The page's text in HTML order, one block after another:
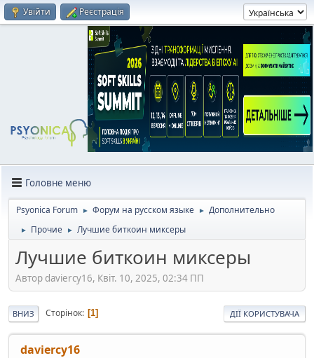
Увійти Реєстрація
Головне меню
Psyonica Forum ► Форум на русском языке ► Дополнительно
► Прочие ► Лучшие биткоин миксеры
Лучшие биткоин миксеры
Автор daviercy16, Квіт. 10, 2025, 02:34 ПП
ВНИЗ Сторінок 1 ДІЇ КОРИСТУВАЧА
daviercy16